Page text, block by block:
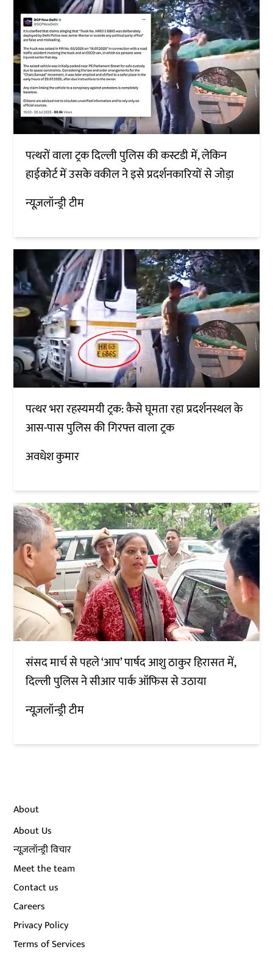
पत्थरों वाला ट्रक दिल्ली पुलिस की कस्टडी में, लेकिन
हाईकोर्ट में उसके वकील ने इसे प्रदर्शनकारियों से जोड़ा
न्यूज़लॉन्ड्री टीम
पत्थर भरा रहस्यमयी ट्रक: कैसे घूमता रहा प्रदर्शनस्थल के
आस-पास पुलिस की गिरफ्त वाला ट्रक
अवधेश कुमार
संसद मार्च से पहले ‘आप’ पार्षद आशु ठाकुर हिरासत में,
दिल्ली पुलिस ने सीआर पार्क ऑफिस से उठाया
न्यूज़लॉन्ड्री टीम
About
About Us
न्यूज़लॉन्ड्री विचार
Meet the team
Contact us
Careers
Privacy Policy
Terms of Services